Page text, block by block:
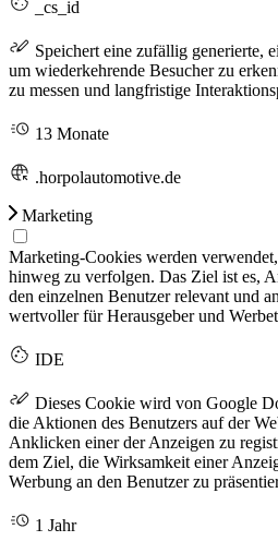
_cs_id
Speichert eine zufällig generierte,
um wiederkehrende Besucher zu
zu messen und langfristige
13 Monate
.horpolautomotive.de
Marketing
Marketing-Cookies werden
hinweg zu verfolgen. Das Ziel ist es,
den einzelnen Benutzer relevant und
wertvoller für Herausgeber und
IDE
Dieses Cookie wird von Google
die Aktionen des Benutzers auf der
Anklicken einer der Anzeigen zu
dem Ziel, die Wirksamkeit einer
Werbung an den Benutzer zu
1 Jahr